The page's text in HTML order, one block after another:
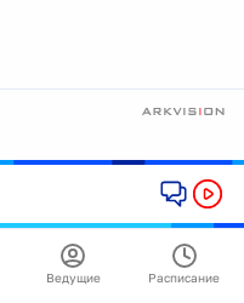
Ведущие Расписание